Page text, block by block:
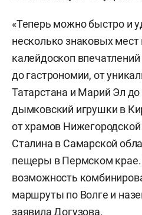
«Теперь можно быстро и
несколько знаковых
калейдоскоп
до гастрономии, от
Татарстана и Марий Эл
дымковский игрушки в
от храмов Нижегородской
Сталина в Самарской
пещеры в Пермском крае.
возможность
маршруты по Волге и
заявила Догузова.